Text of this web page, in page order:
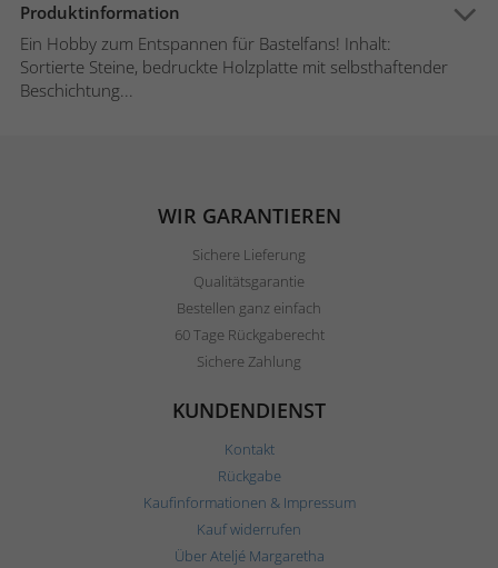
Produktinformation
Ein Hobby zum Entspannen für Bastelfans! Inhalt:
Sortierte Steine, bedruckte Holzplatte mit selbsthaftender
Beschichtung...
WIR GARANTIEREN
Sichere Lieferung
Qualitätsgarantie
Bestellen ganz einfach
60 Tage Rückgaberecht
Sichere Zahlung
KUNDENDIENST
Kontakt
Rückgabe
Kaufinformationen & Impressum
Kauf widerrufen
Über Ateljé Margaretha